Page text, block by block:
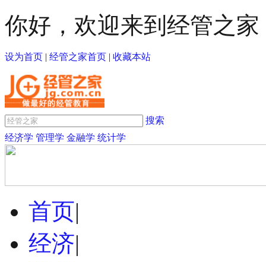
你好，欢迎来到经管之家
设为首页 | 经管之家首页 | 收藏本站
搜索
经济学 管理学 金融学 统计学
首页|
经济|